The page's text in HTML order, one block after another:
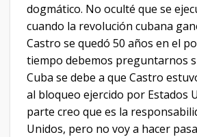
dogmático. No oculté que se
cuando la revolución cubana
Castro se quedó 50 años en el
tiempo debemos preguntarnos
Cuba se debe a que Castro
al bloqueo ejercido por Estados
parte creo que es la
Unidos, pero no voy a hacer